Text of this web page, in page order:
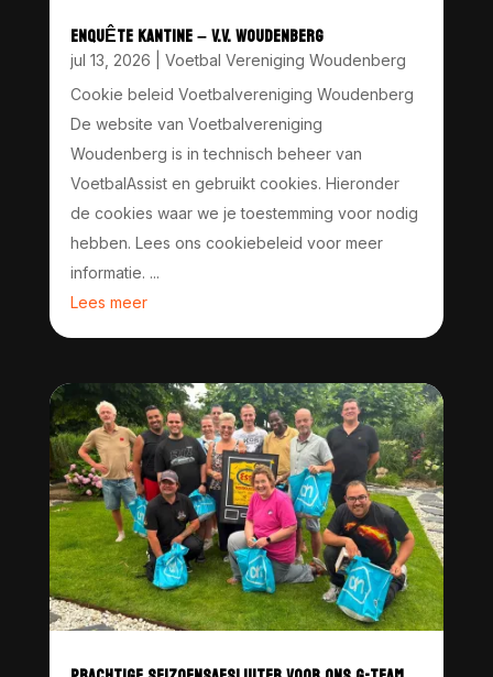
ENQUÊTE KANTINE – V.V. WOUDENBERG
jul 13, 2026
Voetbal Vereniging Woudenberg
Cookie beleid Voetbalvereniging Woudenberg
De website van Voetbalvereniging
Woudenberg is in technisch beheer van
VoetbalAssist en gebruikt cookies. Hieronder
de cookies waar we je toestemming voor nodig
hebben. Lees ons cookiebeleid voor meer
informatie. ...
Lees meer